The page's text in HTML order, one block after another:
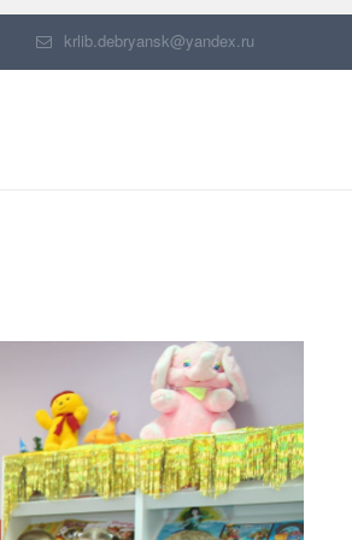
krlib.debryansk@yandex.ru